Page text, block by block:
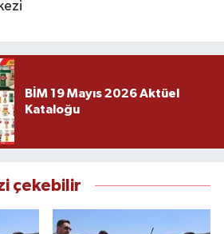
BİM 19 Mayıs 2026 Aktüel
Kataloğu
çekebilir